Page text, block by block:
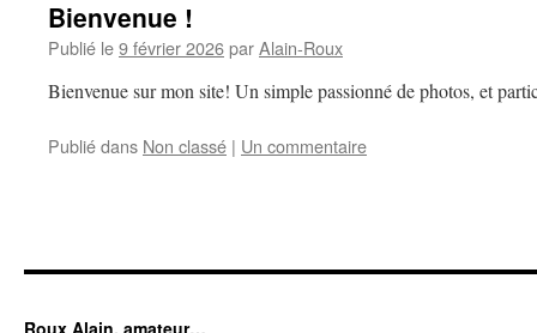
Bienvenue !
Publié le9 février 2026parAlain-Roux
Bienvenue sur mon site! Un simple passionné de photos, et
Publié dans Non classé | Un commentaire
Roux Alain, amateur…